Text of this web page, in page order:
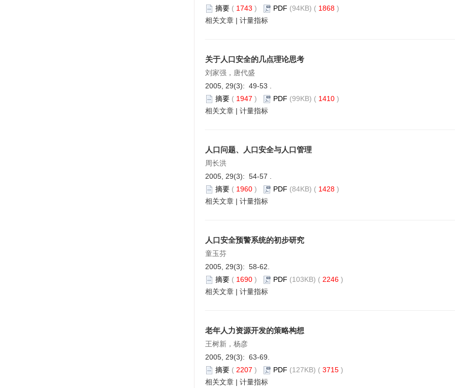
摘要 ( 1743 ) PDF (94KB) ( 1868 )
相关文章 | 计量指标
关于人口安全的几点理论思考
刘家强，唐代盛
2005, 29(3): 49-53 .
摘要 ( 1947 ) PDF (99KB) ( 1410 )
相关文章 | 计量指标
人口问题、人口安全与人口管理
周长洪
2005, 29(3): 54-57 .
摘要 ( 1960 ) PDF (84KB) ( 1428 )
相关文章 | 计量指标
人口安全预警系统的初步研究
童玉芬
2005, 29(3): 58-62.
摘要 ( 1690 ) PDF (103KB) ( 2246 )
相关文章 | 计量指标
老年人力资源开发的策略构想
王树新，杨彦
2005, 29(3): 63-69.
摘要 ( 2207 ) PDF (127KB) ( 3715 )
相关文章 | 计量指标